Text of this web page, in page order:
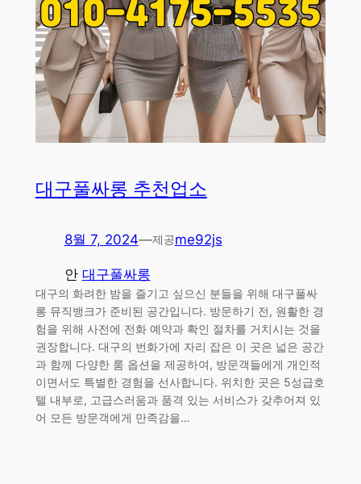
대구풀싸롱 추천업소
8월 7, 2024—제공me92js
안 대구풀싸롱
대구의 화려한 밤을 즐기고 싶으신 분들을 위해 대구풀싸
롱 뮤직뱅크가 준비된 공간입니다. 방문하기 전, 원활한 경
험을 위해 사전에 전화 예약과 확인 절차를 거치시는 것을
권장합니다. 대구의 번화가에 자리 잡은 이 곳은 넓은 공간
과 함께 다양한 룸 옵션을 제공하여, 방문객들에게 개인적
이면서도 특별한 경험을 선사합니다. 위치한 곳은 5성급호
텔 내부로, 고급스러움과 품격 있는 서비스가 갖추어져 있
어 모든 방문객에게 만족감을…